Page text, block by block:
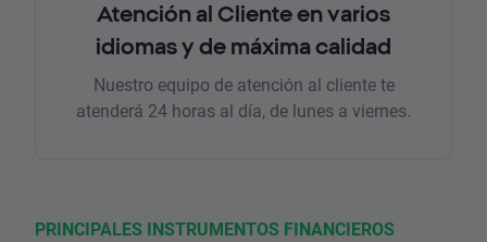
Atención al Cliente en varios
idiomas y de máxima calidad
Nuestro equipo de atención al cliente te
atenderá 24 horas al día, de lunes a viernes.
PRINCIPALES INSTRUMENTOS FINANCIEROS